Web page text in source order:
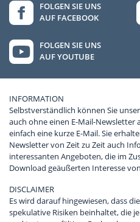
FOLGEN SIE UNS
AUF FACEBOOK
FOLGEN SIE UNS
AUF YOUTUBE
INFORMATION
Selbstverständlich können Sie
auch ohne einen E-Mail-Newsletter
einfach eine kurze E-Mail. Sie
Newsletter von Zeit zu Zeit auch
interessanten Angeboten, die im
Download geäußerten Interesse
DISCLAIMER
Es wird darauf hingewiesen, dass
spekulative Risiken beinhaltet, die